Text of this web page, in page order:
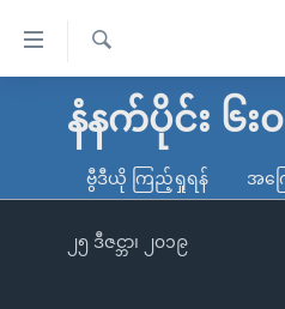
လွယ်ကူ
သည့်
မူလစာမျက်နှာ
ကမ္ဘာ့သတင်းများ
နိုင်ငံတကာ
ရ
လာ
နံနက်ပိုင်း ၆း
ဗွီဒီယို ကြည့်ရှုရန် အကြ
၂၅ ဒီဇင္ဘာ၊ ၂၀၁၉